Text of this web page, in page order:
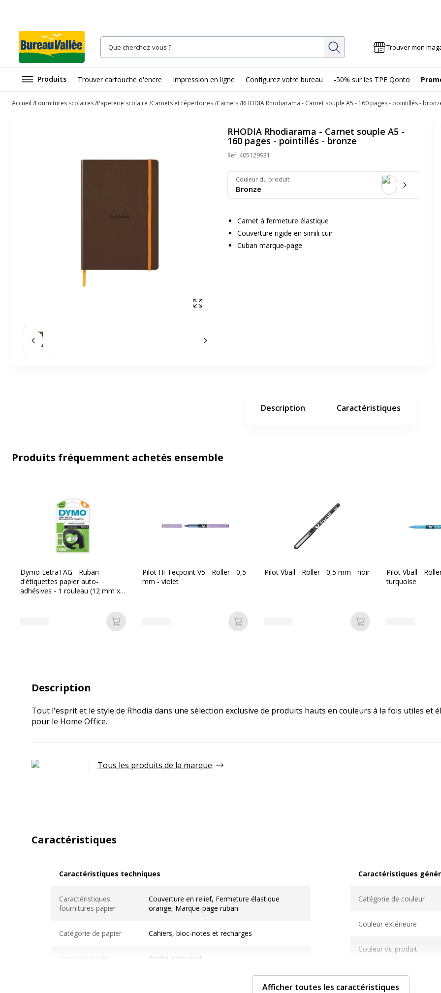
Rechercher Trouver mon
Produits Trouver cartouche d'encre Impression en ligne Configurez votre bureau -50% sur les TPE Qonto
Accueil Fournitures scolaires Papeterie scolaire Carnets et répertoires Carnets RHODIA Rhodiarama - Carnet souple A5 - 160 pages - pointillés -
Afficher en plein écran
Slide précédent Slide suivant
RHODIA Rhodiarama - Carnet souple A5 -
160 pages - pointillés - bronze
Ref. 405129931
Couleur du produit:
Bronze
Carnet à fermeture élastique
Couverture rigide en simili cuir
Cuban marque-page
Description Caractéristiques
Produits fréquemment achetés ensemble
Dymo LetraTAG - Ruban
d'étiquettes papier auto-
adhésives - 1 rouleau (12 mm x
Ajouter au panier
Pilot Hi-Tecpoint V5 - Roller - 0,5
mm - violet
Ajouter au panier
Pilot Vball - Roller - 0,5 mm - noir
Ajouter au panier
Pilot Vball -
turquoise
Description
Tout l'esprit et le style de Rhodia dans une sélection exclusive de produits hauts en couleurs à la fois utiles et
pour le Home Office.
Tous les produits de la marque
Caractéristiques
Caractéristiques techniques
Caractéristiques
fournitures papier
Couverture en relief, Fermeture élastique
orange, Marque-page ruban
Catégorie de papier Cahiers, bloc-notes et recharges
Compartiments Poche à gousset
Caractéristiques
Catégorie de couleur
Couleur extérieure
Couleur du produit
Quantité incluse
Afficher toutes les caractéristiques